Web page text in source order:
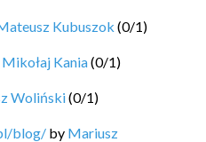
Kubuszok (0/1)
Mikołaj Kania(0/1)
Woliński(0/1)
blog/ by Mariusz